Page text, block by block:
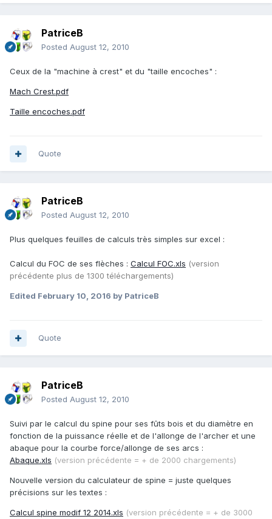
PatriceB
Posted August 12, 2010
Ceux de la "machine à crest" et du "taille encoches" :
Mach Crest.pdf
Taille encoches.pdf
Quote
PatriceB
Posted August 12, 2010
Plus quelques feuilles de calculs très simples sur excel :
Calcul du FOC de ses flèches : Calcul FOC.xls (version
précédente plus de 1300 téléchargements)
Edited February 10, 2016 by PatriceB
Quote
PatriceB
Posted August 12, 2010
Suivi par le calcul du spine pour ses fûts bois et du diamètre en
fonction de la puissance réelle et de l'allonge de l'archer et une
abaque pour la courbe force/allonge de ses arcs :
Abaque.xls (version précédente = + de 2000 chargements)
Nouvelle version du calculateur de spine = juste quelques
précisions sur les textes :
Calcul spine modif 12 2014.xls (version précédente = + de 3000